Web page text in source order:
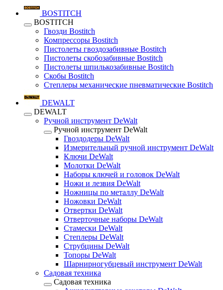
BOSTITCH
BOSTITCH
Гвозди Bostitch
Компрессоры Bostitch
Пистолеты гвоздозабивные Bostitch
Пистолеты скобозабивные Bostitch
Пистолеты шпилькозабивные Bostitch
Скобы Bostitch
Степлеры механические пневматические Bostitch
DEWALT
DEWALT
Ручной инструмент DeWalt
Ручной инструмент DeWalt
Гвоздодеры DeWalt
Измерительный ручной инструмент DeWalt
Ключи DeWalt
Молотки DeWalt
Наборы ключей и головок DeWalt
Ножи и лезвия DeWalt
Ножницы по металлу DeWalt
Ножовки DeWalt
Отвертки DeWalt
Отверточные наборы DeWalt
Стамески DeWalt
Степлеры DeWalt
Струбцины DeWalt
Топоры DeWalt
Шарнирногубцевый инструмент DeWalt
Садовая техника
Садовая техника